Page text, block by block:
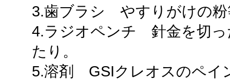
3.歯ブラシ やすりがけの粉
4.ラジオペンチ 針金を切っ
たり。
5.溶剤 GSIクレオスのペイ